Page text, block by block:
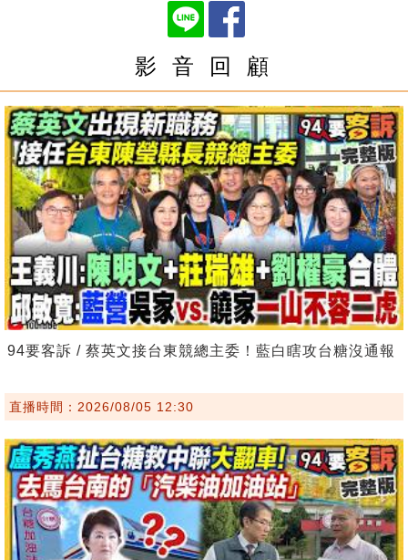
影 音 回 顧
94要客訴 / 蔡英文接台東競總主委！藍白瞎攻台糖沒通報
直播時間：2026/08/05 12:30